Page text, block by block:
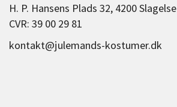
H. P. Hansens Plads 32, 4200 Slagelse
CVR: 39 00 29 81
kontakt@julemands-kostumer.dk